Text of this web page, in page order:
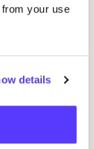
your use
details